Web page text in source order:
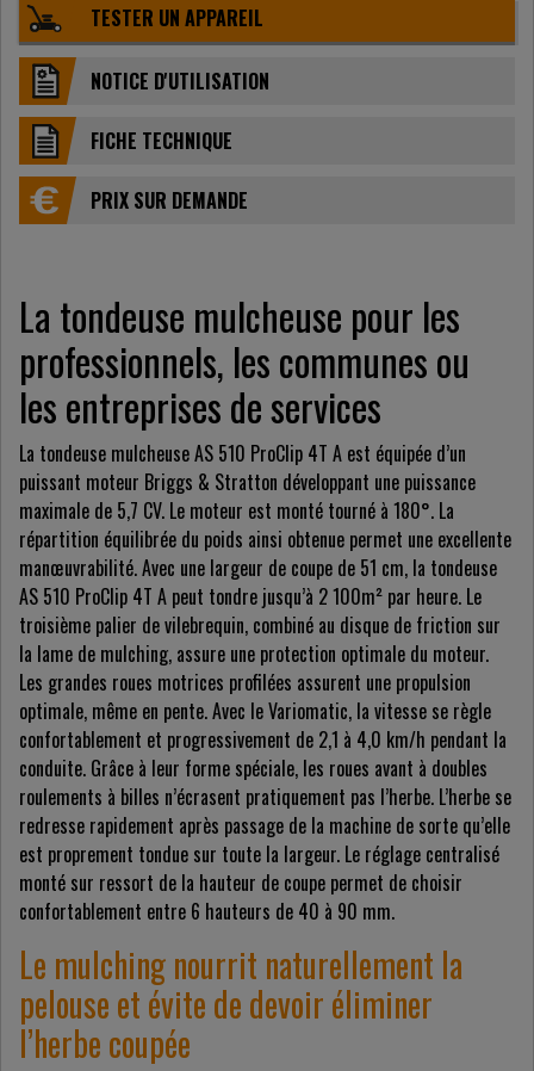
TESTER UN APPAREIL
NOTICE D'UTILISATION
FICHE TECHNIQUE
PRIX ​​SUR DEMANDE
La tondeuse mulcheuse pour les
professionnels, les communes ou
les entreprises de services
La tondeuse mulcheuse AS 510 ProClip 4T A est équipée d’un
puissant moteur Briggs & Stratton développant une puissance
maximale de 5,7 CV. Le moteur est monté tourné à 180°. La
répartition équilibrée du poids ainsi obtenue permet une excellente
manœuvrabilité. Avec une largeur de coupe de 51 cm, la tondeuse
AS 510 ProClip 4T A peut tondre jusqu’à 2 100m² par heure. Le
troisième palier de vilebrequin, combiné au disque de friction sur
la lame de mulching, assure une protection optimale du moteur.
Les grandes roues motrices profilées assurent une propulsion
optimale, même en pente. Avec le Variomatic, la vitesse se règle
confortablement et progressivement de 2,1 à 4,0 km/h pendant la
conduite. Grâce à leur forme spéciale, les roues avant à doubles
roulements à billes n’écrasent pratiquement pas l’herbe. L’herbe se
redresse rapidement après passage de la machine de sorte qu’elle
est proprement tondue sur toute la largeur. Le réglage centralisé
monté sur ressort de la hauteur de coupe permet de choisir
confortablement entre 6 hauteurs de 40 à 90 mm.
Le mulching nourrit naturellement la
pelouse et évite de devoir éliminer
l’herbe coupée